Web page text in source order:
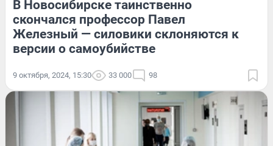
В Новосибирске таинственно
скончался профессор Павел
Железный — силовики склоняются к
версии о самоубийстве
9 октября, 2024, 15:30 33 000 98